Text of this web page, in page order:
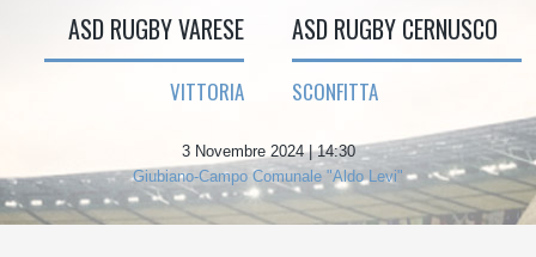
ASD RUGBY VARESE
VITTORIA
ASD RUGBY CERNUSCO
SCONFITTA
3 Novembre 2024 | 14:30
Giubiano-Campo Comunale "Aldo Levi"